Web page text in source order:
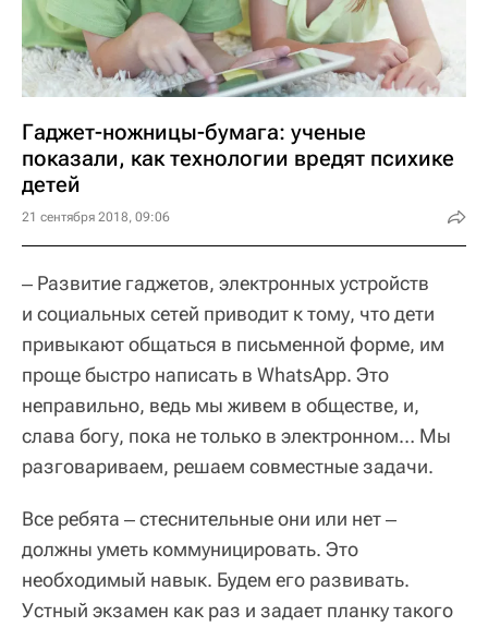
Гаджет-ножницы-бумага: ученые
показали, как технологии вредят психике
детей
21 сентября 2018, 09:06
‒ Развитие гаджетов, электронных устройств
и социальных сетей приводит к тому, что дети
привыкают общаться в письменной форме, им
проще быстро написать в WhatsApp. Это
неправильно, ведь мы живем в обществе, и,
слава богу, пока не только в электронном… Мы
разговариваем, решаем совместные задачи.
Все ребята ‒ стеснительные они или нет ‒
должны уметь коммуницировать. Это
необходимый навык. Будем его развивать.
Устный экзамен как раз и задает планку такого